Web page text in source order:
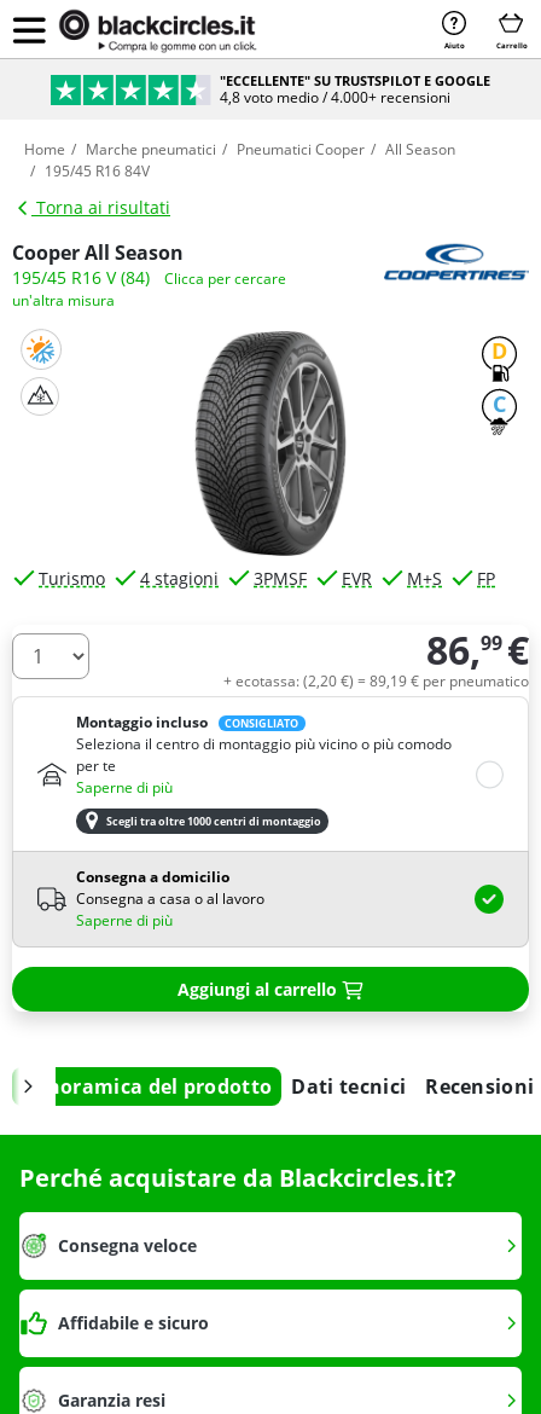
Aiuto Carrello
"ECCELLENTE" SU TRUSTSPILOT E GOOGLE
4,8 voto medio / 4.000+ recensioni
Home Marche pneumatici Pneumatici Cooper
All Season
195/45 R16 84V
Torna ai risultati
Cooper All Season
195/45 R16 V (84)
Clicca per cercare
un'altra misura
D
C
Turismo 4 stagioni 3PMSF EVR M+S FP
Quantità 86,99 €
+ ecotassa: (2,20€) = 89,19€ per pneumatico
Montaggio incluso
CONSIGLIATO
Seleziona il centro di montaggio più vicino o più comodo
per te
Saperne di più
Scegli tra oltre 1000 centri di montaggio
Consegna a domicilio
Consegna a casa o al lavoro
Saperne di più
Aggiungi al carrello
Panoramica del prodotto Dati tecnici Recensioni
Perché acquistare da Blackcircles.it?
Consegna veloce
Affidabile e sicuro
Garanzia resi